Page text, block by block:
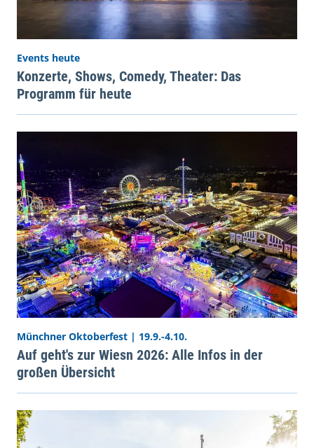
Events heute
Konzerte, Shows, Comedy, Theater: Das
Programm für heute
Münchner Oktoberfest | 19.9.-4.10.
Auf geht's zur Wiesn 2026: Alle Infos in der
großen Übersicht